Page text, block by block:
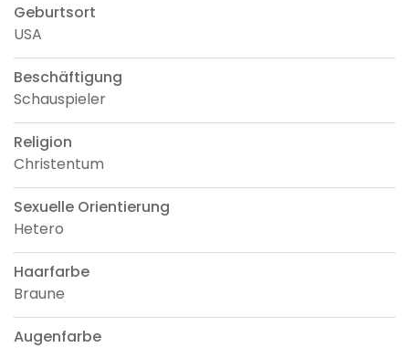
Geburtsort
USA
Beschäftigung
Schauspieler
Religion
Christentum
Sexuelle Orientierung
Hetero
Haarfarbe
Braune
Augenfarbe